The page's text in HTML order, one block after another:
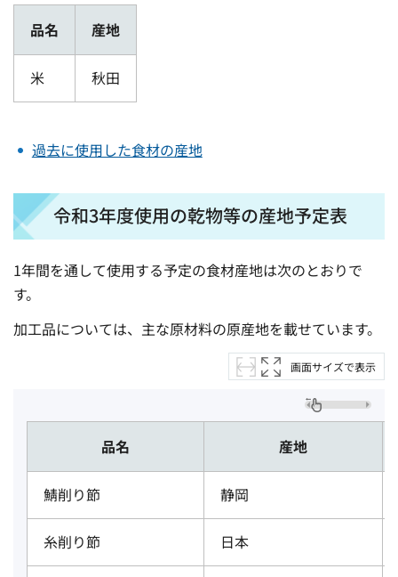
品名 産地
米 秋田
過去に使用した食材の産地
令和3年度使用の乾物等の産地予定表
1年間を通して使用する予定の食材産地は次のとおりで
す。
加工品については、主な原材料の原産地を載せています。
画面サイズで表示
品名 産地
鯖削り節 静岡
糸削り節 日本